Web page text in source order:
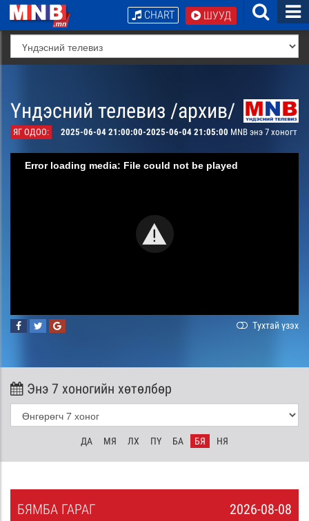
ШУУД
CHART
Үндэсний телевиз /архив/
ЯГ ОДОО: 2025-06-04 21:00:00-2025-06-04 21:05:00 MNB энэ 7 хоногт
Error loading media: File could not be played
Тухтай үзэх
Энэ 7 хоногийн хөтөлбөр
ДА МЯ ЛХ ПҮ БА БЯ НЯ
2026-08-08
БЯМБА ГАРАГ